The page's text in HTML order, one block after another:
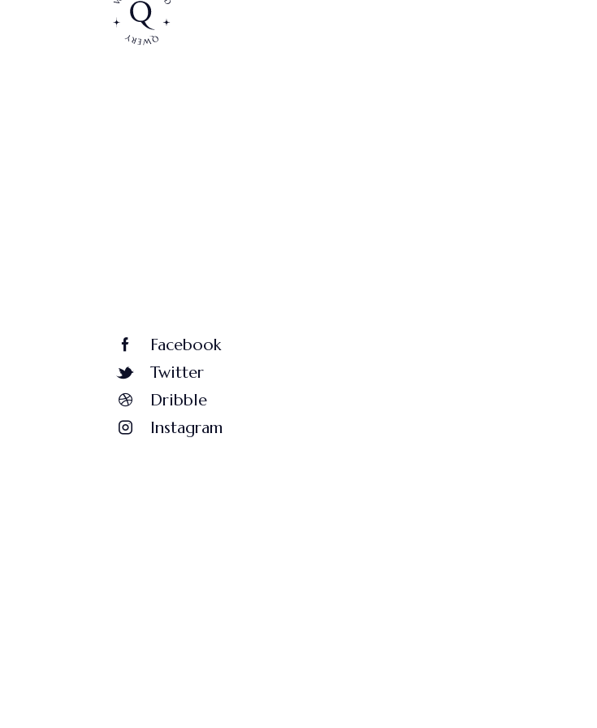
Facebook
Twitter
Dribble
Instagram